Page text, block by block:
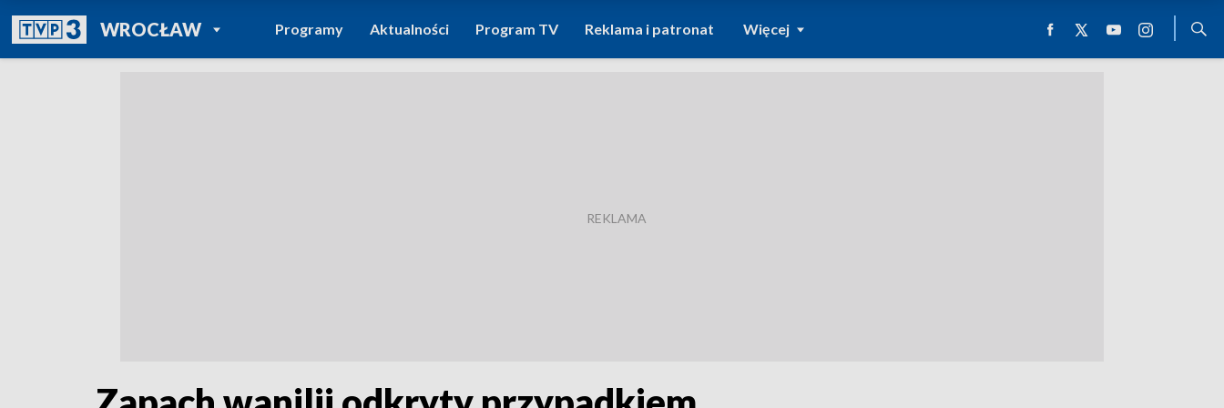
WROCŁAWPOWRÓT DO
TVP REGIONY
Programy Aktualności Program TV Reklama i patronat Więcej